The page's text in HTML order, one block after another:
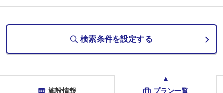
検索条件を設定する
施設情報 プラン一覧